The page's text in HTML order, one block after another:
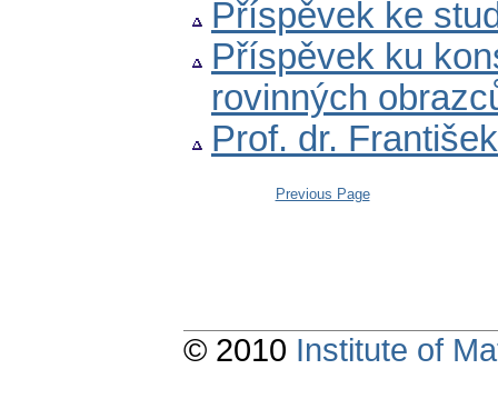
Příspěvek ke
Příspěvek ku
rovinných
Prof. dr.
Previous Page
© 2010 Institute of